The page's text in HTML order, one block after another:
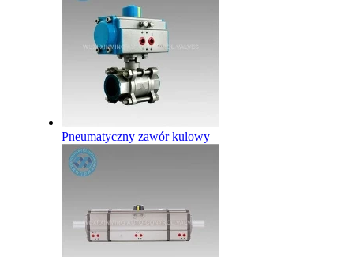
Pneumatyczny zawór kulowy